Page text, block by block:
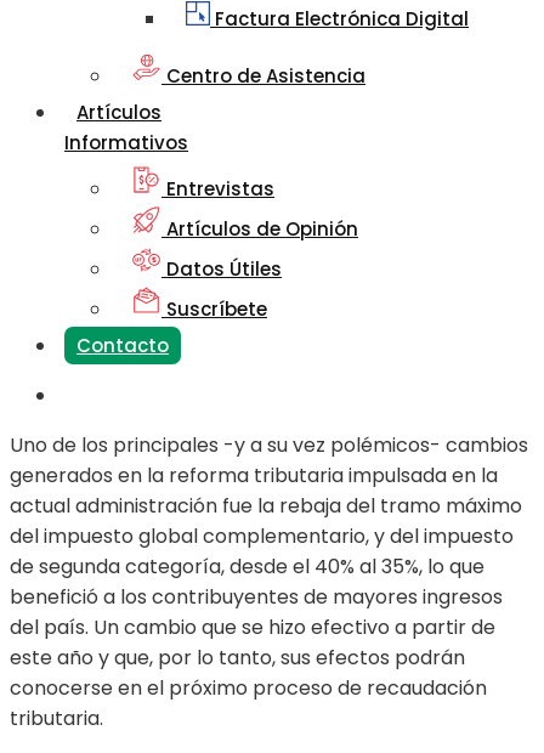
Factura Electrónica Digital
Centro de Asistencia
Artículos
Informativos
Entrevistas
Artículos de Opinión
Datos Útiles
Suscríbete
Contacto
Uno de los principales -y a su vez polémicos- cambios
generados en la reforma tributaria impulsada en la
actual administración fue la rebaja del tramo máximo
del impuesto global complementario, y del impuesto
de segunda categoría, desde el 40% al 35%, lo que
benefició a los contribuyentes de mayores ingresos
del país. Un cambio que se hizo efectivo a partir de
este año y que, por lo tanto, sus efectos podrán
conocerse en el próximo proceso de recaudación
tributaria.